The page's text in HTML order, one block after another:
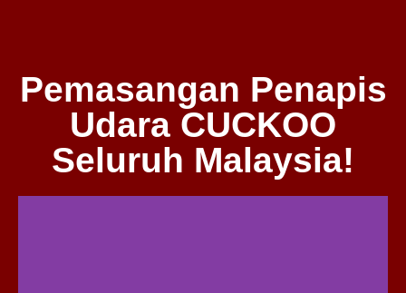
Pemasangan Penapis
Udara CUCKOO
Seluruh Malaysia!